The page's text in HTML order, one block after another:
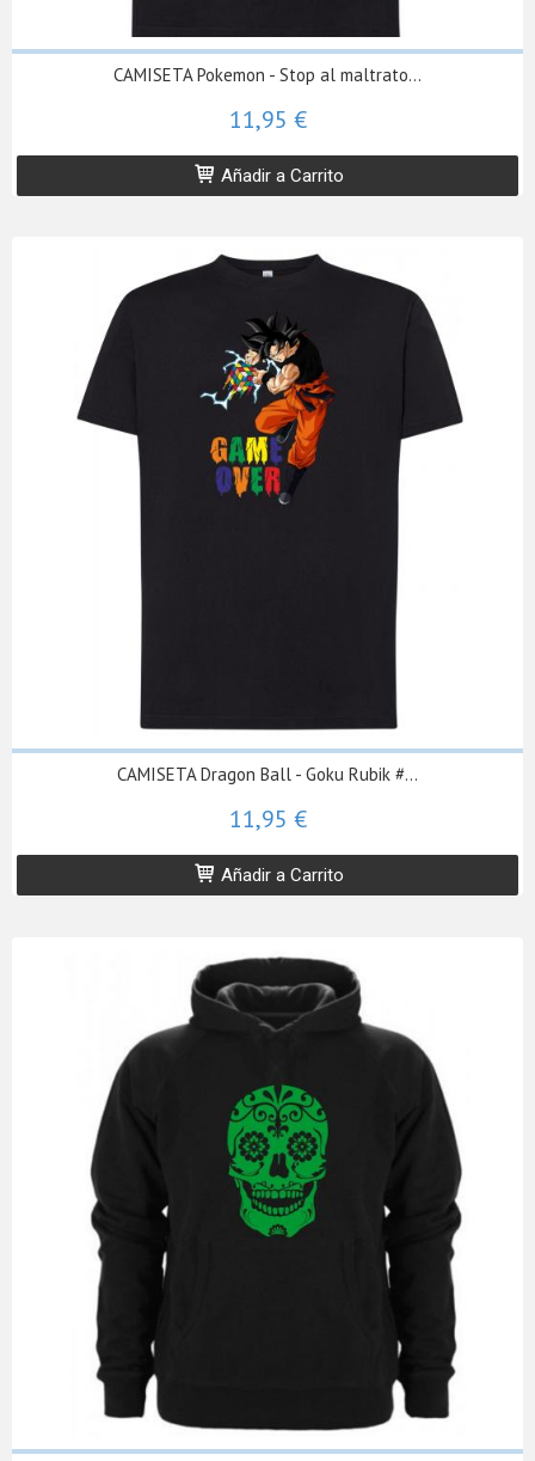
CAMISETA Pokemon - Stop al maltrato...
11,95 €
Añadir a Carrito
CAMISETA Dragon Ball - Goku Rubik #...
11,95 €
Añadir a Carrito